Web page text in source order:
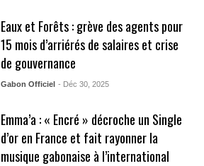
Eaux et Forêts : grève des agents pour
15 mois d’arriérés de salaires et crise
de gouvernance
Gabon Officiel - Déc 30, 2025
Emma’a : « Encré » décroche un Single
d’or en France et fait rayonner la
musique gabonaise à l’international